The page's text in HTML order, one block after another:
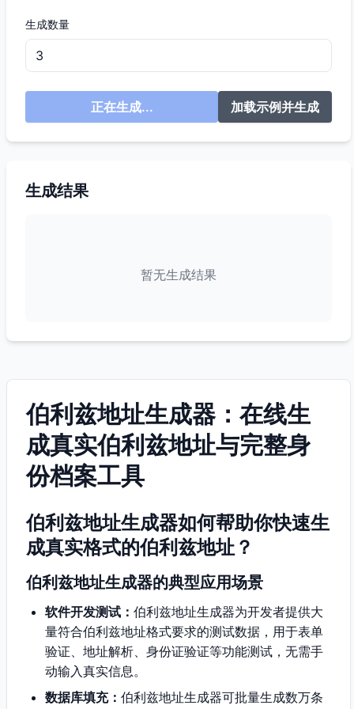
生成数量
正在生成... 加载示例并生成
生成结果
暂无生成结果
伯利兹地址生成器：在线生
成真实伯利兹地址与完整身
份档案工具
伯利兹地址生成器如何帮助你快速生
成真实格式的伯利兹地址？
伯利兹地址生成器的典型应用场景
软件开发测试： 伯利兹地址生成器为开发者提供大
量符合伯利兹地址格式要求的测试数据，用于表单
验证、地址解析、身份证验证等功能测试，无需手
动输入真实信息。
数据库填充： 伯利兹地址生成器可批量生成数万条